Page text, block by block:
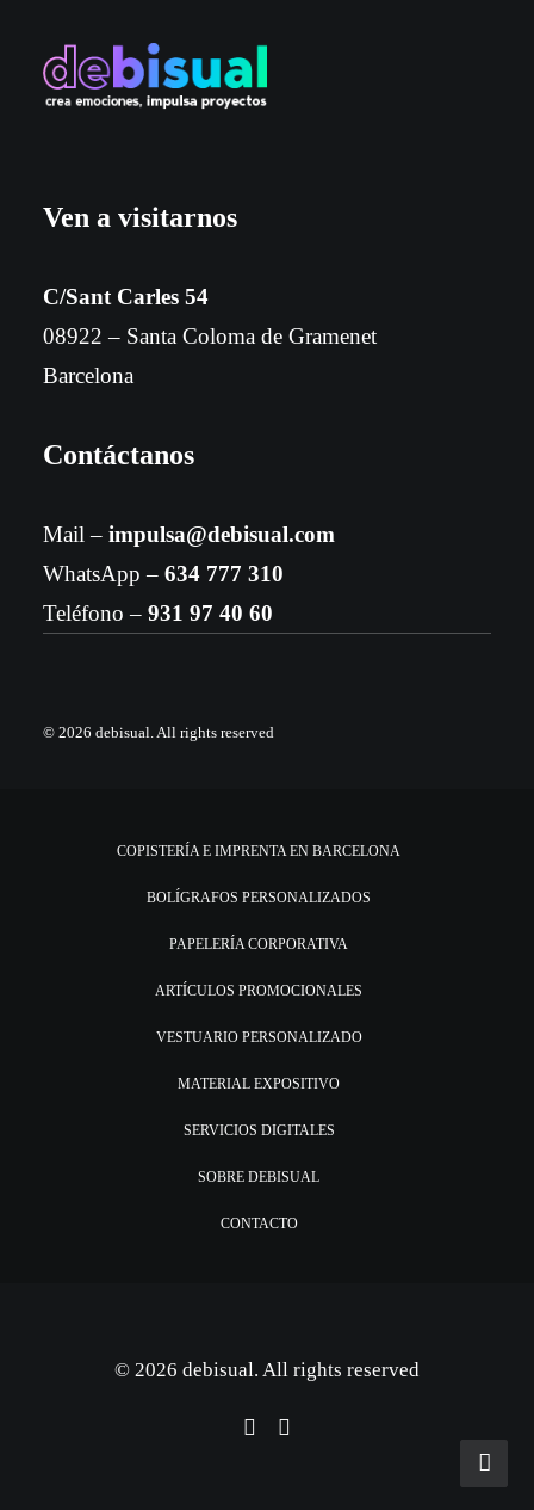
Ven a visitarnos
C/Sant Carles 54
08922 – Santa Coloma de Gramenet
Barcelona
Contáctanos
Mail – impulsa@debisual.com
WhatsApp – 634 777 310
Teléfono – 931 97 40 60
© 2026 debisual.All rights reserved
COPISTERÍA E IMPRENTA EN BARCELONA
BOLÍGRAFOS PERSONALIZADOS
PAPELERÍA CORPORATIVA
ARTÍCULOS PROMOCIONALES
VESTUARIO PERSONALIZADO
MATERIAL EXPOSITIVO
SERVICIOS DIGITALES
SOBRE DEBISUAL
CONTACTO
© 2026 debisual. All rights reserved